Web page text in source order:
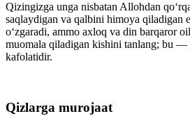
Qizingizga unga nisbatan Allohdan
saqlaydigan va qalbini himoya qiladigan
oʻzgaradi, ammo axloq va din barqaror
muomala qiladigan kishini tanlang; bu
kafolatidir.
Qizlarga murojaat